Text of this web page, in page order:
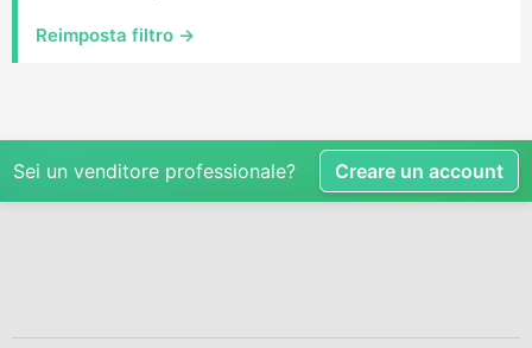
Reimposta filtro →
Sei un venditore professionale? Creare un account